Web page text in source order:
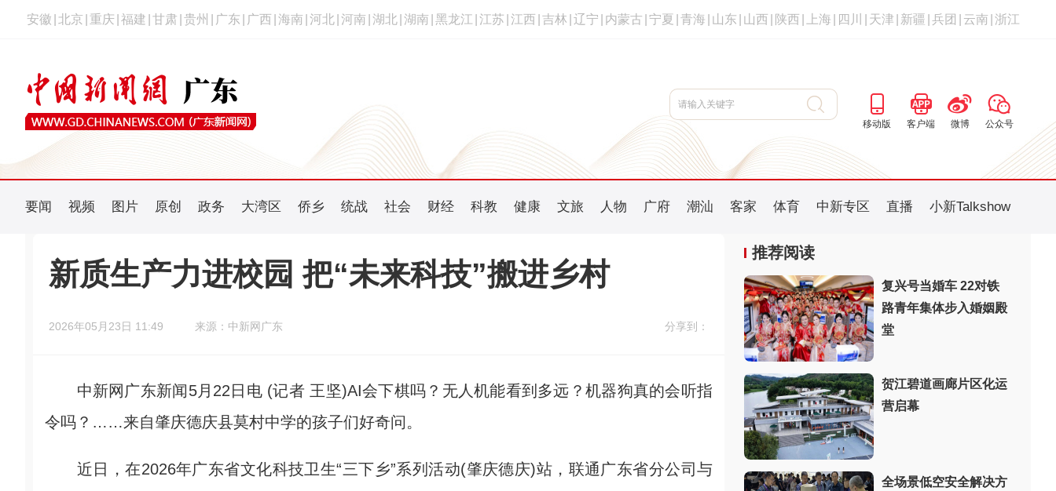
安徽 北京 重庆 福建 甘肃 贵州 广东 广西 海南 河北 河南 湖北 湖南 黑龙江 江苏 江西 吉林 辽宁 内蒙古 宁夏 青海 山东 山西 陕西 上海 四川 天津 新疆 兵团 云南 浙江
移动版 客户端 微博 公众号
要闻 视频 图片 原创 政务 大湾区 侨乡 统战 社会 财经 科教 健康 文旅 人物 广府 潮汕 客家 体育 中新专区 直播 小新Talkshow
新质生产力进校园 把“未来科技”搬进乡村
2026年05月23日 11:49 来源：中新网广东 分享到：
中新网广东新闻5月22日电 (记者 王坚)AI会下棋吗？无人机能看到多远？机器狗真的会听指
令吗？……来自肇庆德庆县莫村中学的孩子们好奇问。
近日，在2026年广东省文化科技卫生“三下乡”系列活动(肇庆德庆)站，联通广东省分公司与
推荐阅读
复兴号当婚车 22对铁
路青年集体步入婚姻殿
堂
贺江碧道画廊片区化运
营启幕
全场景低空安全解决方